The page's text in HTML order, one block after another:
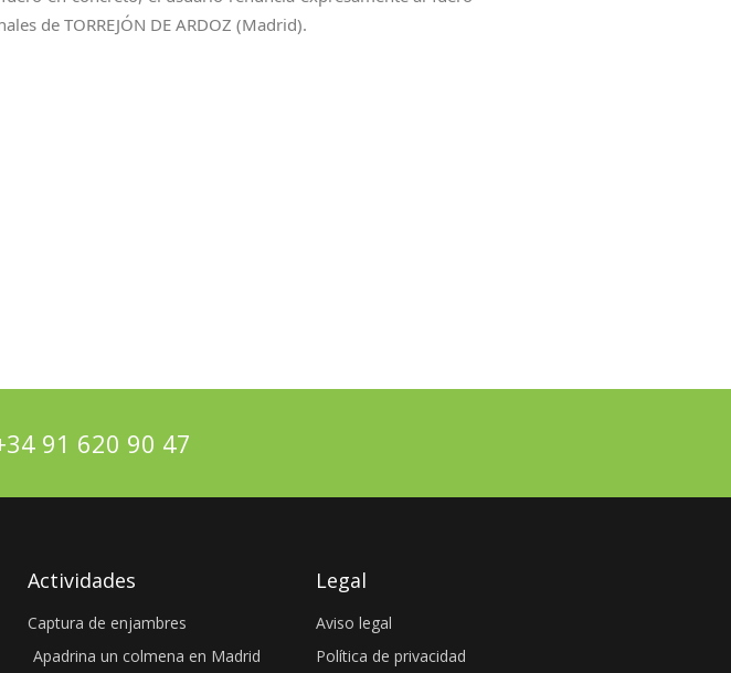
de TORREJÓN DE ARDOZ (Madrid).
91 620 90 47
Actividades
Captura de enjambres
Apadrina un colmena en Madrid
Legal
Aviso legal
Política de privacidad